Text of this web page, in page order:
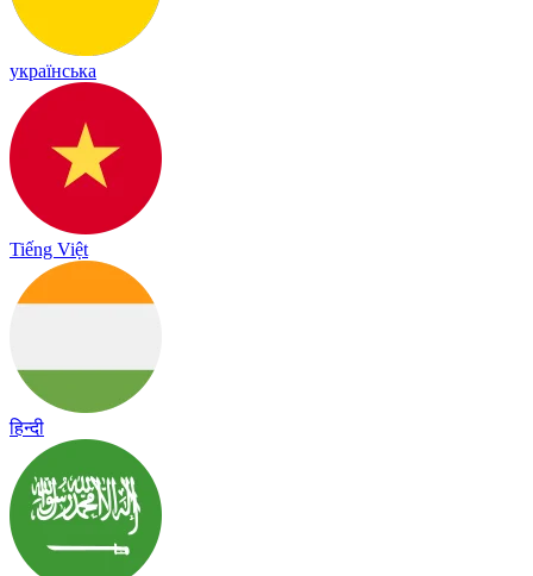
українська
Tiếng Việt
हिन्दी